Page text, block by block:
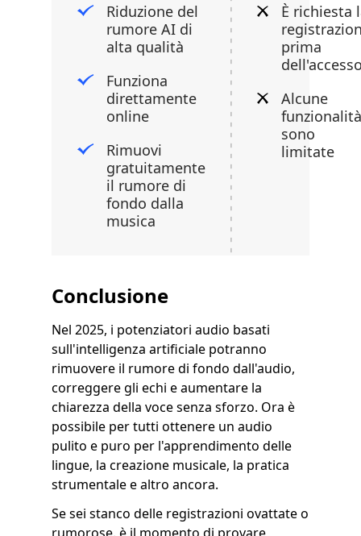
Riduzione del
rumore AI di
alta qualità
Funziona
direttamente
online
Rimuovi
gratuitamente
il rumore di
fondo dalla
musica
È richiesta
prima
Alcune
funzionalità
sono
limitate
Conclusione
Nel 2025, i potenziatori audio basati
sull'intelligenza artificiale potranno
rimuovere il rumore di fondo dall'audio,
correggere gli echi e aumentare la
chiarezza della voce senza sforzo. Ora è
possibile per tutti ottenere un audio
pulito e puro per l'apprendimento delle
lingue, la creazione musicale, la pratica
strumentale e altro ancora.
Se sei stanco delle registrazioni ovattate o